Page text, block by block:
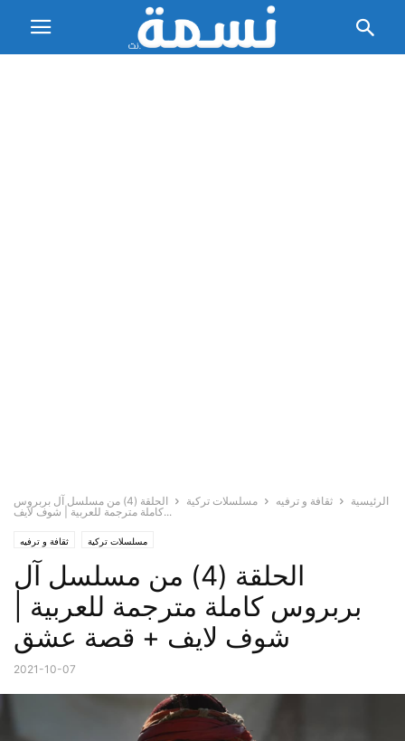
الرئيسية ثقافة و ترفيه مسلسلات تركية
الحلقة (4) من مسلسل آل بربروس
كاملة مترجمة للعربية | شوف لايف...
ثقافة و ترفيه مسلسلات تركية
الحلقة (4) من مسلسل آل
بربروس كاملة مترجمة للعربية |
شوف لايف + قصة عشق
2021-10-07